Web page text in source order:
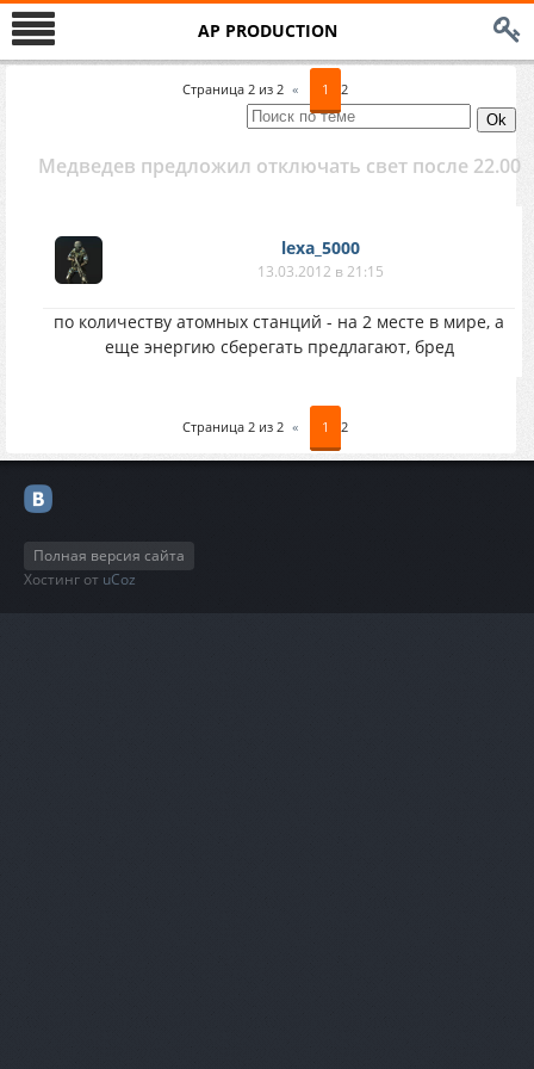
AP PRODUCTION
Страница 2 из 2 « 1 2
Медведев предложил отключать свет после 22.00
lexa_5000
13.03.2012 в 21:15
по количеству атомных станций - на 2 месте в мире, а
еще энергию сберегать предлагают, бред
Страница 2 из 2 « 1 2
Полная версия сайта
Хостинг от uCoz